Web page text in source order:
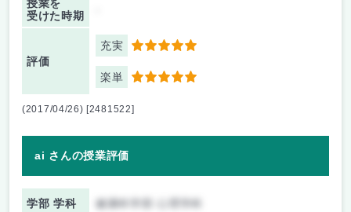
授業を
受けた時期
評価
充実 5
楽単 5
(2017/04/26) [2481522]
ai さんの授業評価
学部 学科 健康科学部 心理学科